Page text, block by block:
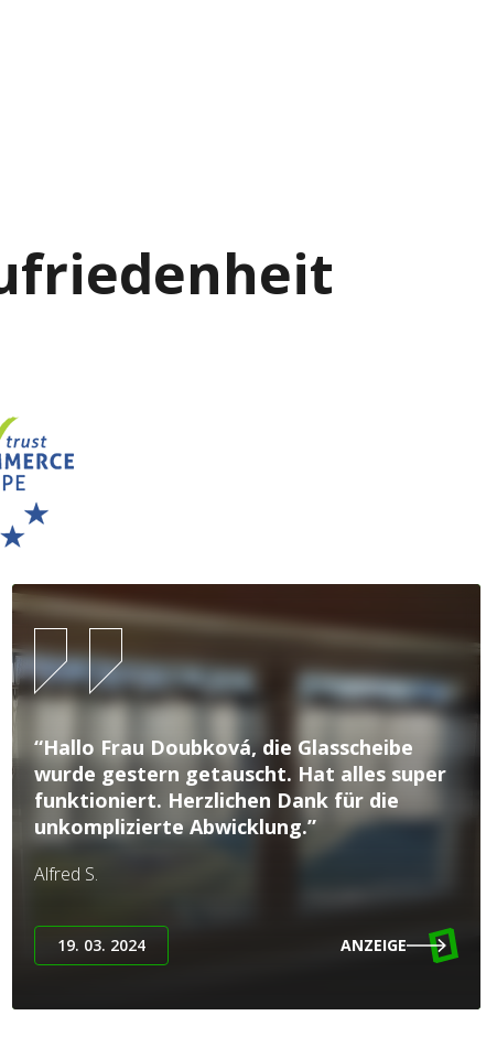
“Hallo Frau Doubková, die Glasscheibe
wurde gestern getauscht. Hat alles super
funktioniert. Herzlichen Dank für die
unkomplizierte Abwicklung.”
Alfred S.
19. 03. 2024 ANZEIGE